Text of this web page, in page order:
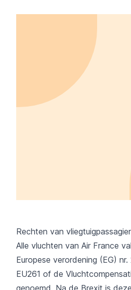
Rechten van
Alle vluchten van Air France
Europese verordening (EG)
EU261 of de
genoemd. Na de Brexit is